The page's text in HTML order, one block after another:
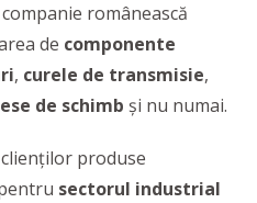
românească
de componente
, curele de transmisie,
de schimb şi nu numai.
produse
sectorul industrial